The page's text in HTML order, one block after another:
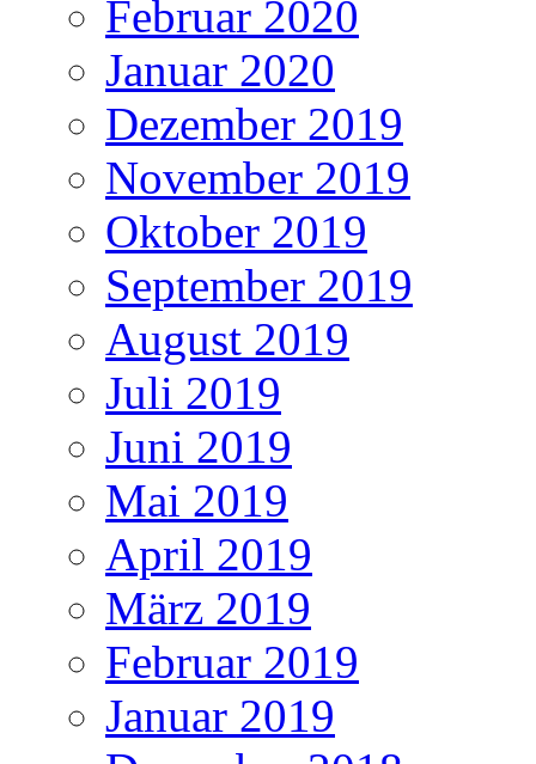
Februar 2020
Januar 2020
Dezember 2019
November 2019
Oktober 2019
September 2019
August 2019
Juli 2019
Juni 2019
Mai 2019
April 2019
März 2019
Februar 2019
Januar 2019